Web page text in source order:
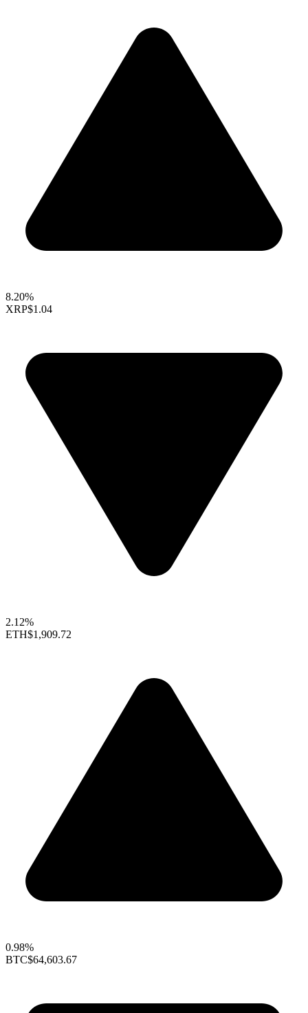
8.20%
XRP$1.04
2.12%
ETH$1,909.72
0.98%
BTC$64,603.67